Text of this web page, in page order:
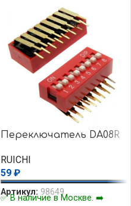
Переключатель DA08R
RUICHI
59 ₽
Артикул: 98649
✅ В наличие в Москве. ➡️